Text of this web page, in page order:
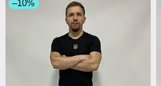
–10%